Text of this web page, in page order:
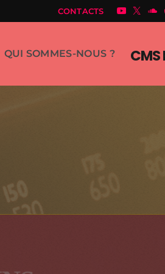
CONTACTS
CMS
QUI SOMMES-NOUS ?